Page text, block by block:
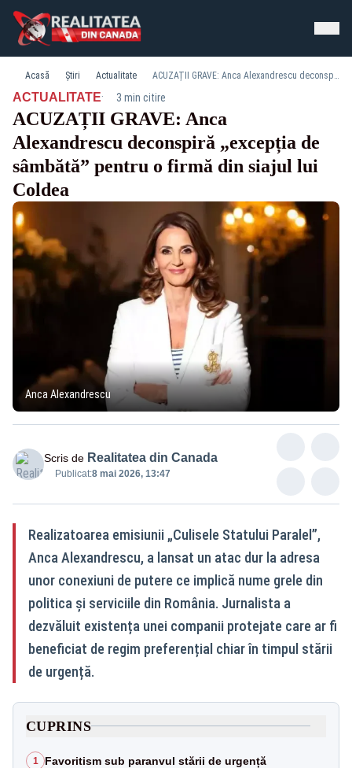
Acasă Știri Actualitate ACUZAȚII GRAVE: Anca Alexandrescu deconspiră „excepția de sâmbătă” pentru o firmă din siajul lui Coldea
ACTUALITATE· 3 min citire
ACUZAȚII GRAVE: Anca
Alexandrescu deconspiră „excepția de
sâmbătă” pentru o firmă din siajul lui
Coldea
Anca Alexandrescu
Scris de Realitatea din Canada
Publicat:8 mai 2026, 13:47
Realizatoarea emisiunii „Culisele Statului Paralel”,
Anca Alexandrescu, a lansat un atac dur la adresa
unor conexiuni de putere ce implică nume grele din
politica și serviciile din România. Jurnalista a
dezvăluit existența unei companii protejate care ar fi
beneficiat de regim preferențial chiar în timpul stării
de urgență.
CUPRINS
1 Favoritism sub paranvul stării de urgență